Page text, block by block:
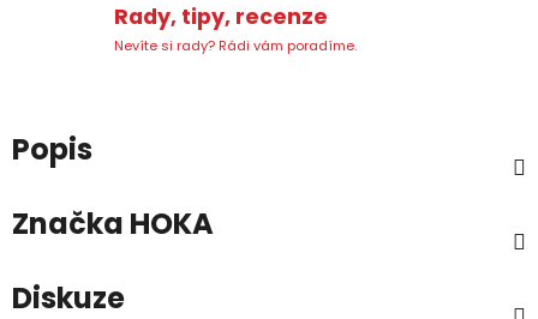
Rady, tipy, recenze
Nevíte si rady? Rádi vám poradíme.
Popis
Značka HOKA
Diskuze